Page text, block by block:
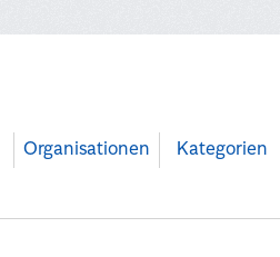
Organisationen Kategorien